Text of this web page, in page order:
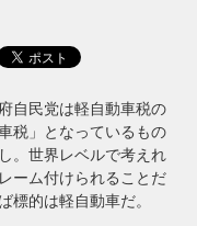
自民党は軽自動車税の
税」となっているもの
。世界レベルで考えれ
ーム付けられることだ
標的は軽自動車だ。